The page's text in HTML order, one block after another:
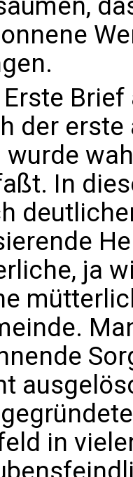
Erste
der erste
wurde
In
ja
in